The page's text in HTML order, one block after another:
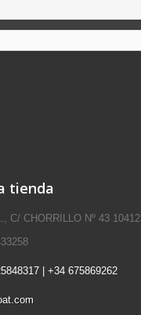
tienda
C/ CHORRILLO Nº 43 10412
| +34 675869262